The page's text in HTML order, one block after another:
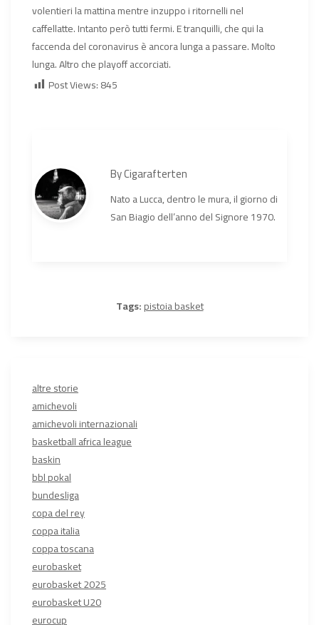
volentieri la mattina mentre inzuppo i ritornelli nel
caffellatte. Intanto però tutti fermi. E tranquilli, che qui la
faccenda del coronavirus è ancora lunga a passare. Molto
lunga. Altro che playoff accorciati.
Post Views:845
ByCigarafterten
Nato a Lucca, dentro le mura, il giorno di
San Biagio dell’anno del Signore 1970.
Tags:pistoia basket
altre storie
amichevoli
amichevoli internazionali
basketball africa league
baskin
bbl pokal
bundesliga
copa del rey
coppa italia
coppa toscana
eurobasket
eurobasket 2025
eurobasket U20
eurocup